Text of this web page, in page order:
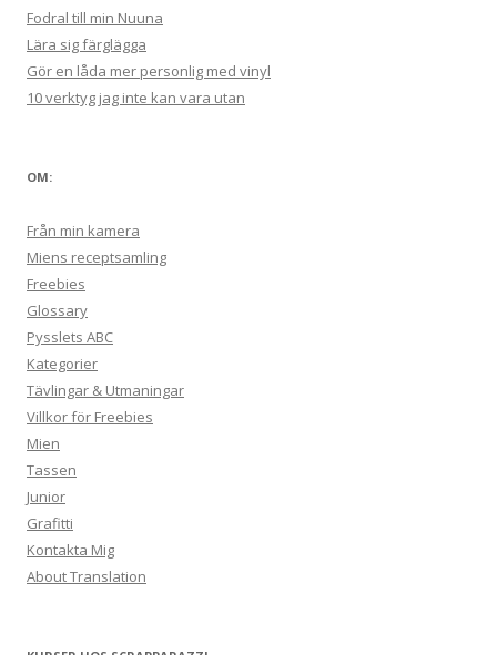
Fodral till min Nuuna
Lära sig färglägga
Gör en låda mer personlig med vinyl
10 verktyg jag inte kan vara utan
OM:
Från min kamera
Miens receptsamling
Freebies
Glossary
Pysslets ABC
Kategorier
Tävlingar & Utmaningar
Villkor för Freebies
Mien
Tassen
Junior
Grafitti
Kontakta Mig
About Translation